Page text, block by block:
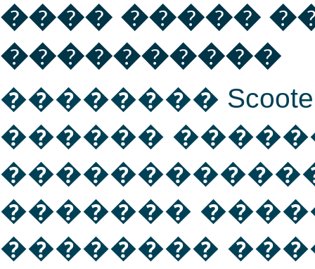
���� �����
����������
��������
������
�������
��������